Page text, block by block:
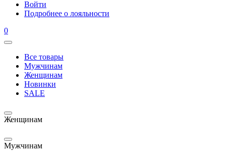
Войти
Подробнее о лояльности
0
Все товары
Мужчинам
Женщинам
Новинки
SALE
Женщинам
Мужчинам